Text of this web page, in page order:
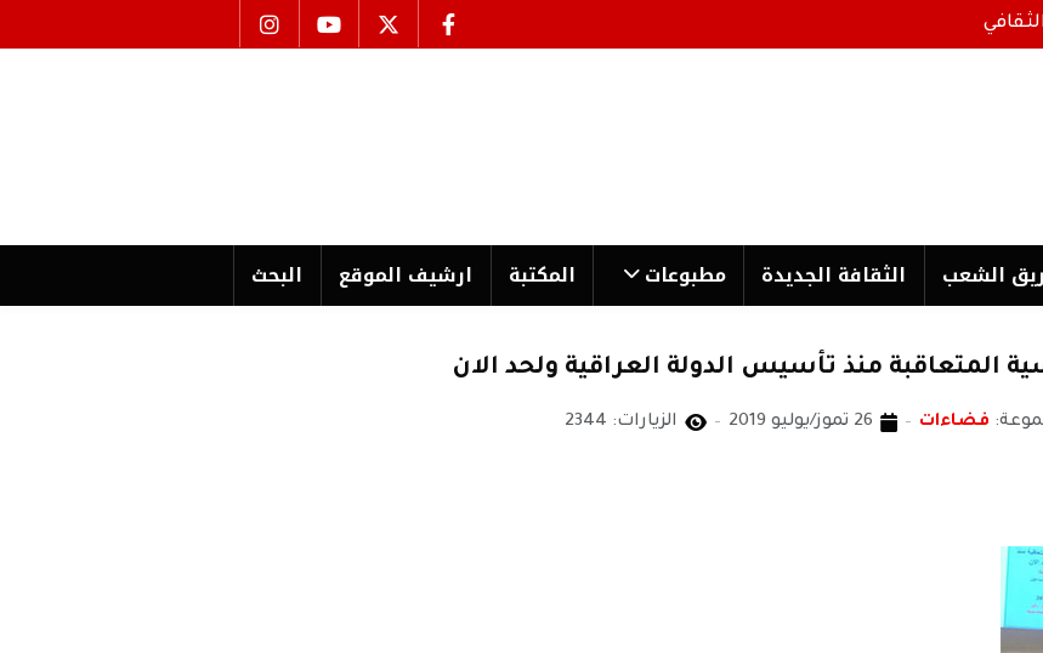
الشعب الثقافة الجدیدة مطبوعات المكتبة ارشیف الموقع البحث
المتعاقبة منذ تأسيس الدولة العراقية ولحد الان
فضاءات 26 تموز/يوليو 2019 الزيارات: 2344